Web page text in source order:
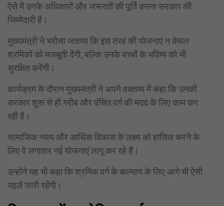
ऐसे में उनके अधिकारों और जरूरतों की पूर्ति करना सरकार की
जिम्मेदारी है।
मुख्यमंत्री ने भरोसा जताया कि इस तरह की योजनाएं न केवल
श्रमिकों को मजबूती देंगी, बल्कि उनके बच्चों के भविष्य को भी
सुरक्षित करेंगी।
कार्यक्रम के दौरान मुख्यमंत्री ने अपने वक्तव्य में कहा कि उनकी
सरकार शुरू से ही गरीब और वंचित वर्ग की मदद के लिए काम कर
रही है।
सामाजिक न्याय और आर्थिक विकास के लक्ष्य को हासिल करने के
लिए वे लगातार नई योजनाएं लागू कर रहे हैं।
उन्होंने यह भी कहा कि श्रमिक वर्ग के कल्याण के लिए आगे भी ऐसी
पहलें जारी रहेंगी।